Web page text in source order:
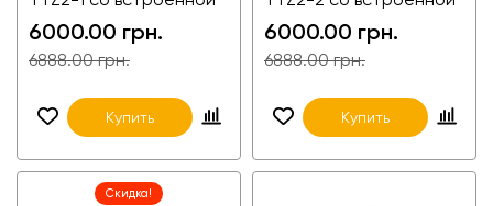
камера заднего вида
для фур, агротехники и
спецтехники
6000.00 грн.
6888.00 грн.
Купить
камера заднего вида
для фур, агротехники и
спецтехники
6000.00 грн.
6888.00 грн.
Купить
Скидка!